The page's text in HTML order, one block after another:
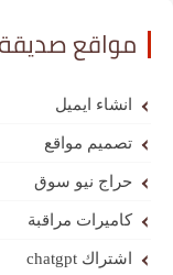
مواقع صديقة
انشاء ايميل
تصميم مواقع
حراج نيو سوق
كاميرات مراقبة
اشتراك chatgpt